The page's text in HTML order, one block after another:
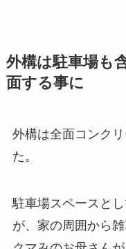
外構は駐車場も
面する事に
外構は全面コンク
た 。
駐車場スペースと
が、家の周囲から